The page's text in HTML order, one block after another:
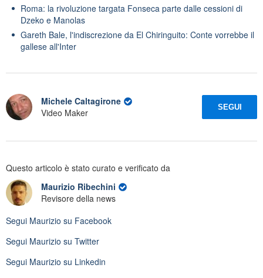
Roma: la rivoluzione targata Fonseca parte dalle cessioni di
Dzeko e Manolas
Gareth Bale, l'indiscrezione da El Chiringuito: Conte vorrebbe il
gallese all'Inter
Michele Caltagirone
Video Maker
SEGUI
Questo articolo è stato curato e verificato da
Maurizio Ribechini
Revisore della news
Segui Maurizio su Facebook
Segui Maurizio su Twitter
Segui Maurizio su Linkedin